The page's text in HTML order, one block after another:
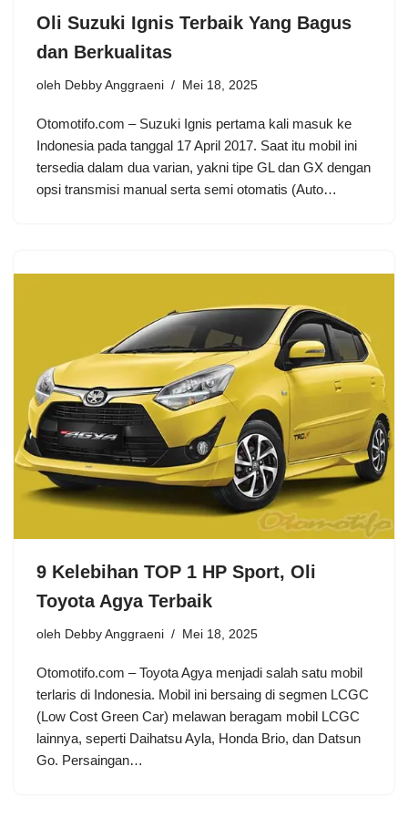
Oli Suzuki Ignis Terbaik Yang Bagus
dan Berkualitas
oleh Debby Anggraeni Mei 18, 2025
Otomotifo.com – Suzuki Ignis pertama kali masuk ke
Indonesia pada tanggal 17 April 2017. Saat itu mobil ini
tersedia dalam dua varian, yakni tipe GL dan GX dengan
opsi transmisi manual serta semi otomatis (Auto…
9 Kelebihan TOP 1 HP Sport, Oli
Toyota Agya Terbaik
oleh Debby Anggraeni Mei 18, 2025
Otomotifo.com – Toyota Agya menjadi salah satu mobil
terlaris di Indonesia. Mobil ini bersaing di segmen LCGC
(Low Cost Green Car) melawan beragam mobil LCGC
lainnya, seperti Daihatsu Ayla, Honda Brio, dan Datsun
Go. Persaingan…